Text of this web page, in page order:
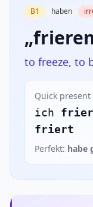
B1 haben
to freeze, to
Quick present
ich
friert
Perfekt: habe